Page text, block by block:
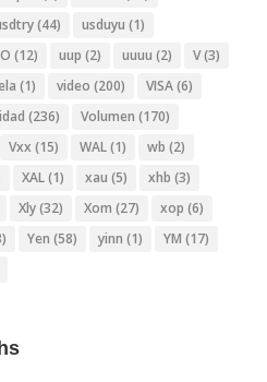
(44) usduyu (1)
(12) uup (2) uuuu (2) V(3)
(1) video (200) VISA(6)
(236) Volumen (170)
Vxx (15) WAL(1) wb (2)
XAL(1) xau (5) xhb (3)
Xly(32) Xom (27) xop (6)
Yen (58) yinn (1) YM (17)